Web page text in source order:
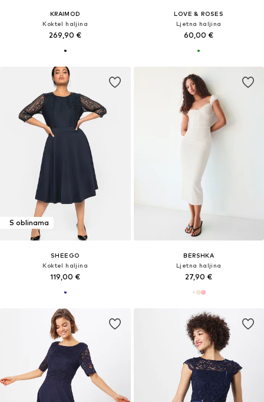
KRAIMOD
Koktel haljina
269,90 €
LOVE & ROSES
Ljetna haljina
60,00 €
S oblinama
SHEEGO
Koktel haljina
119,00 €
BERSHKA
Ljetna haljina
27,90 €